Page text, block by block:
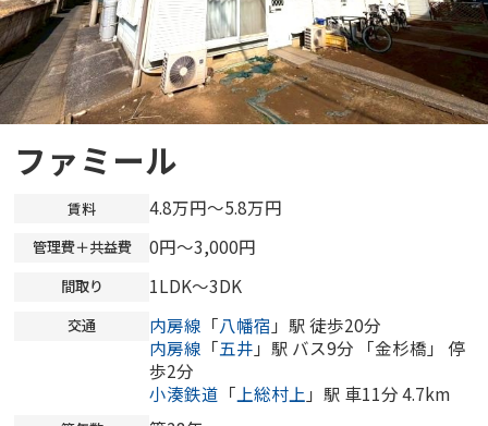
ファミール
賃料 4.8万円～5.8万円
管理費＋共益費 0円～3,000円
間取り 1LDK～3DK
交通 内房線 「八幡宿 」駅 徒歩20分
内房線 「五井 」駅 バス9分 「金杉橋」 停
歩2分
小湊鉄道 「 上総村上 」駅 車11分 4.7km